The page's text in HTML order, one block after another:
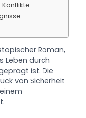
Roman,
Leben durch
ist. Die
von Sicherheit